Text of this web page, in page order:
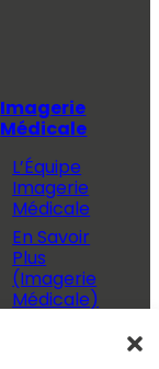
Imagerie
Médicale
L’Équipe
Imagerie
Médicale
En Savoir
Plus
(Imagerie
Médicale)